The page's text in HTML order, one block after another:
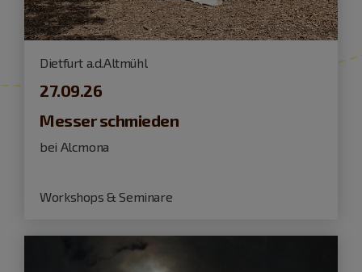
Dietfurt a.d.Altmühl
27.09.26
Messer schmieden
bei Alcmona
Workshops & Seminare